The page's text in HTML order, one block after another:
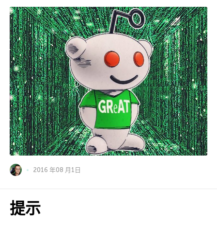
2016 年08 月1日
提示